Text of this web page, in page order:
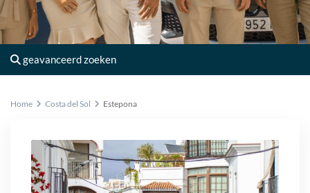
geavanceerd zoeken
Home Costa del Sol Estepona